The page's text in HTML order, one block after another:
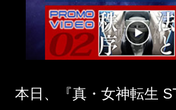
本日、
『真・女神転生